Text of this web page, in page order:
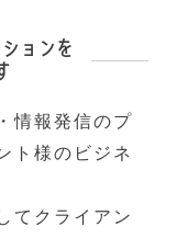
ョンを
情報発信のプ
ト様のビジネ
てクライアン